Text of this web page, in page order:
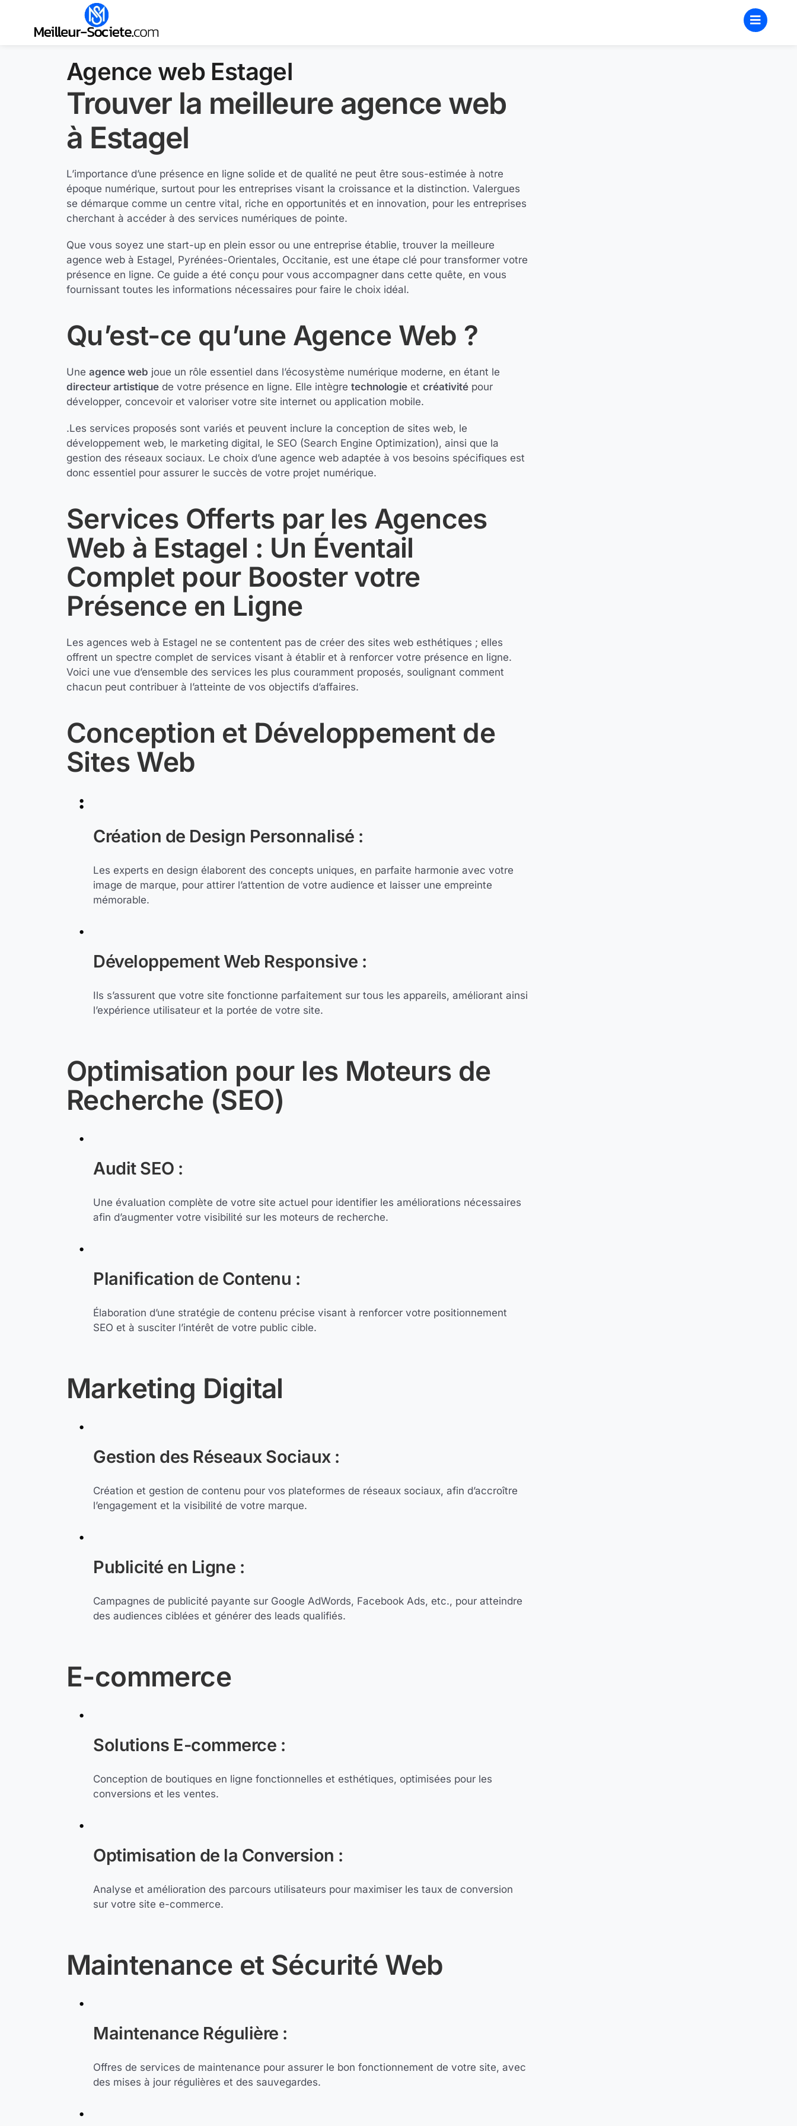
Agence web Estagel
Trouver la meilleure agence web
à Estagel
L’importance d’une présence en ligne solide et de qualité ne peut être sous-estimée à notre
époque numérique, surtout pour les entreprises visant la croissance et la distinction. Valergues
se démarque comme un centre vital, riche en opportunités et en innovation, pour les entreprises
cherchant à accéder à des services numériques de pointe.
Que vous soyez une start-up en plein essor ou une entreprise établie, trouver la meilleure
agence web à Estagel, Pyrénées-Orientales, Occitanie, est une étape clé pour transformer votre
présence en ligne. Ce guide a été conçu pour vous accompagner dans cette quête, en vous
fournissant toutes les informations nécessaires pour faire le choix idéal.
Qu’est-ce qu’une Agence Web ?
Une agence web joue un rôle essentiel dans l’écosystème numérique moderne, en étant le
directeur artistique de votre présence en ligne. Elle intègre technologie et créativité pour
développer, concevoir et valoriser votre site internet ou application mobile.
.Les services proposés sont variés et peuvent inclure la conception de sites web, le
développement web, le marketing digital, le SEO (Search Engine Optimization), ainsi que la
gestion des réseaux sociaux. Le choix d’une agence web adaptée à vos besoins spécifiques est
donc essentiel pour assurer le succès de votre projet numérique.
Services Offerts par les Agences
Web à Estagel : Un Éventail
Complet pour Booster votre
Présence en Ligne
Les agences web à Estagel ne se contentent pas de créer des sites web esthétiques ; elles
offrent un spectre complet de services visant à établir et à renforcer votre présence en ligne.
Voici une vue d’ensemble des services les plus couramment proposés, soulignant comment
chacun peut contribuer à l’atteinte de vos objectifs d’affaires.
Conception et Développement de
Sites Web
Création de Design Personnalisé :
Les experts en design élaborent des concepts uniques, en parfaite harmonie avec votre
image de marque, pour attirer l’attention de votre audience et laisser une empreinte
mémorable.
Développement Web Responsive :
Ils s’assurent que votre site fonctionne parfaitement sur tous les appareils, améliorant ainsi
l’expérience utilisateur et la portée de votre site.
Optimisation pour les Moteurs de
Recherche (SEO)
Audit SEO :
Une évaluation complète de votre site actuel pour identifier les améliorations nécessaires
afin d’augmenter votre visibilité sur les moteurs de recherche.
Planification de Contenu :
Élaboration d’une stratégie de contenu précise visant à renforcer votre positionnement
SEO et à susciter l’intérêt de votre public cible.
Marketing Digital
Gestion des Réseaux Sociaux :
Création et gestion de contenu pour vos plateformes de réseaux sociaux, afin d’accroître
l’engagement et la visibilité de votre marque.
Publicité en Ligne :
Campagnes de publicité payante sur Google AdWords, Facebook Ads, etc., pour atteindre
des audiences ciblées et générer des leads qualifiés.
E-commerce
Solutions E-commerce :
Conception de boutiques en ligne fonctionnelles et esthétiques, optimisées pour les
conversions et les ventes.
Optimisation de la Conversion :
Analyse et amélioration des parcours utilisateurs pour maximiser les taux de conversion
sur votre site e-commerce.
Maintenance et Sécurité Web
Maintenance Régulière :
Offres de services de maintenance pour assurer le bon fonctionnement de votre site, avec
des mises à jour régulières et des sauvegardes.